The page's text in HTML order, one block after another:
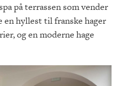
på terrassen som vender
en hyllest til franske hager
og en moderne hage